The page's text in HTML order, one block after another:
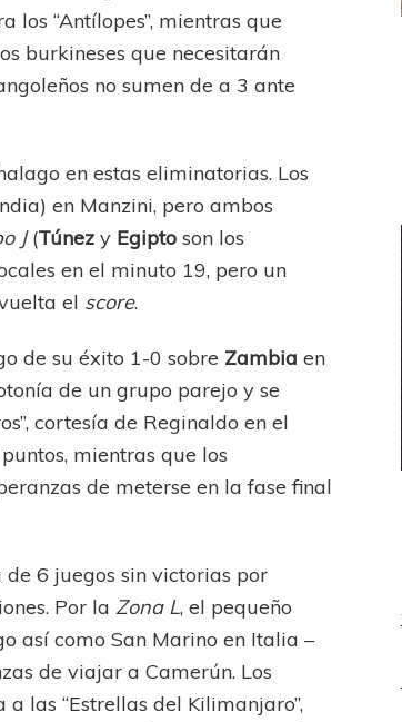
los “Antílopes”, mientras que
burkineses que necesitarán
no sumen de a 3 ante
en estas eliminatorias. Los
en Manzini, pero ambos
J(Túnez y Egipto son los
en el minuto 19, pero un
el score.
de su éxito 1-0 sobre Zambia en
de un grupo parejo y se
cortesía de Reginaldo en el
mientras que los
de meterse en la fase final
6 juegos sin victorias por
Por la Zona L, el pequeño
así como San Marino en Italia –
de viajar a Camerún. Los
las “Estrellas del Kilimanjaro”,
FÚTBOL FEMENINO
OTRAS LIGAS FEM